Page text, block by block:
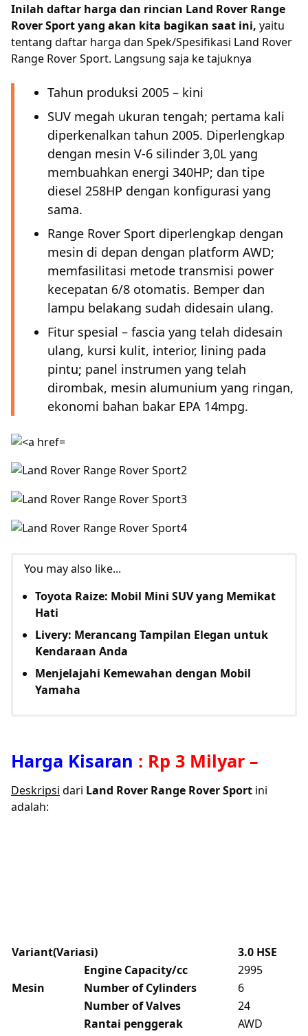
Inilah daftar harga dan rincian Land Rover Range
Rover Sport yang akan kita bagikan saat ini, yaitu
tentang daftar harga dan Spek/Spesifikasi Land Rover
Range Rover Sport. Langsung saja ke tajuknya
Tahun produksi 2005 – kini
SUV megah ukuran tengah; pertama kali
diperkenalkan tahun 2005. Diperlengkap
dengan mesin V-6 silinder 3,0L yang
membuahkan energi 340HP; dan tipe
diesel 258HP dengan konfigurasi yang
sama.
Range Rover Sport diperlengkap dengan
mesin di depan dengan platform AWD;
memfasilitasi metode transmisi power
kecepatan 6/8 otomatis. Bemper dan
lampu belakang sudah didesain ulang.
Fitur spesial – fascia yang telah didesain
ulang, kursi kulit, interior, lining pada
pintu; panel instrumen yang telah
dirombak, mesin alumunium yang ringan,
ekonomi bahan bakar EPA 14mpg.
You may also like...
Toyota Raize: Mobil Mini SUV yang Memikat
Hati
Livery: Merancang Tampilan Elegan untuk
Kendaraan Anda
Menjelajahi Kemewahan dengan Mobil
Yamaha
Harga Kisaran : Rp 3 Milyar –
Deskripsi dari Land Rover Range Rover Sport ini
adalah:
Variant(Variasi) 3.0 HSE
Mesin
Engine Capacity/cc
2995
Number of Cylinders
6
Number of Valves
24
Rantai penggerak
AWD